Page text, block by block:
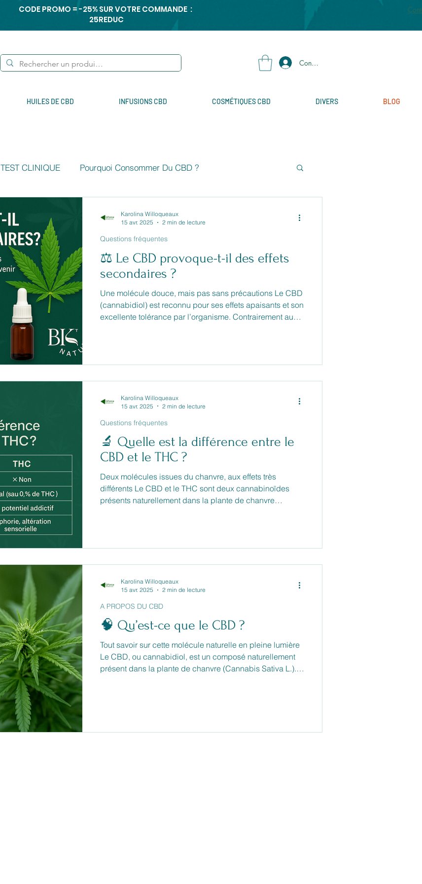
CODE PROMO = -25% SUR VOTRE COMMANDE :
25REDUC
Connexion
HUILES DE CBD INFUSIONS CBD COSMÉTIQUES CBD DIVERS BLOG
TEST CLINIQUE Pourquoi Consommer Du CBD ?
⚖️ Le CBD provoque-t-il des effets
secondaires ?
Une molécule douce, mais pas sans précautions Le CBD
(cannabidiol) est reconnu pour ses effets apaisants et son
excellente tolérance par l’organisme. Contrairement au
des premières utilisations ou à doses élevées.
Questions fréquentes
Karolina Willoqueaux
15 avr. 2025
2 min de lecture
🔬 Quelle est la différence entre le
CBD et le THC ?
Deux molécules issues du chanvre, aux effets très
différents Le CBD et le THC sont deux cannabinoïdes
présents naturellement dans la plante de chanvre
Questions fréquentes
Karolina Willoqueaux
15 avr. 2025
2 min de lecture
🧠 Qu’est-ce que le CBD ?
Tout savoir sur cette molécule naturelle en pleine lumière
Le CBD, ou cannabidiol, est un composé naturellement
présent dans la plante de chanvre (Cannabis Sativa L.).
A PROPOS DU CBD
Karolina Willoqueaux
15 avr. 2025
2 min de lecture